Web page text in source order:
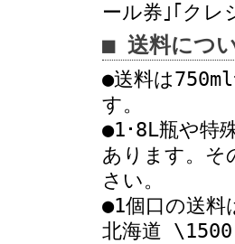
ール券｣｢クレ
■ 送料につ
●送料は
す。
●1･8L瓶や特
あります。そ
さい。
●1個口の送料
北海道 \1500